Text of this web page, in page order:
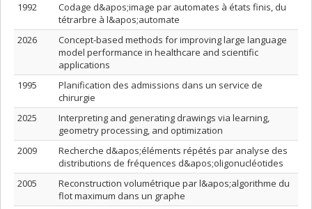
1992
Codage d&apos;image par automates à états finis, du
tétrarbre à l&apos;automate
2026
Concept-based methods for improving large language
model performance in healthcare and scientific
applications
1995
Planification des admissions dans un service de
chirurgie
2025
Interpreting and generating drawings via learning,
geometry processing, and optimization
2009
Recherche d&apos;éléments répétés par analyse des
distributions de fréquences d&apos;oligonucléotides
2005
Reconstruction volumétrique par l&apos;algorithme du
flot maximum dans un graphe